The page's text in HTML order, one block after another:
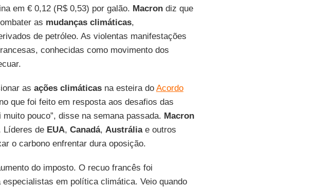
em € 0,12 (R$ 0,53) por galão. Macrondiz que
as mudanças climáticas,
de petróleo. As violentas manifestações
conhecidas como movimento dos
as ações climáticasna esteira do Acordo
que foi feito em resposta aos desafios das
pouco”, disse na semana passada. Macron
Líderes de EUA, Canadá, Austráliae outros
o carbono enfrentar dura oposição.
do imposto. O recuo francês foi
em política climática. Veio quando